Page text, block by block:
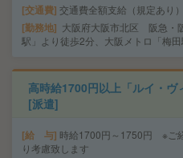
交通費 交通費全額支給（規定あり）
勤務地
大阪府大阪市北区 阪急・
駅」より徒歩2分、大阪メトロ「梅
高時給1700円以上「ルイ・
[派遣]
給 与 時給1700円～1750円 ※ご
り考慮致します